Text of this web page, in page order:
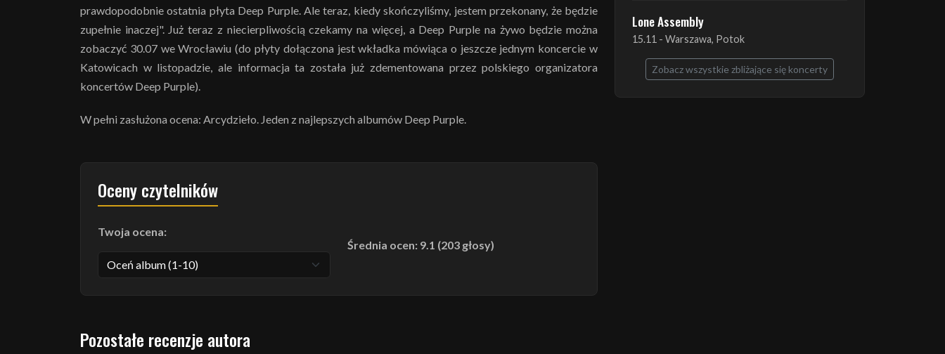
prawdopodobnie ostatnia płyta Deep Purple. Ale teraz, kiedy skończyliśmy, jestem przekonany, że będzie
zupełnie inaczej". Już teraz z niecierpliwością czekamy na więcej, a Deep Purple na żywo będzie można
zobaczyć 30.07 we Wrocławiu (do płyty dołączona jest wkładka mówiąca o jeszcze jednym koncercie w
Katowicach w listopadzie, ale informacja ta została już zdementowana przez polskiego organizatora
koncertów Deep Purple).
W pełni zasłużona ocena: Arcydzieło. Jeden z najlepszych albumów Deep Purple.
Oceny czytelników
Twoja ocena:
Średnia ocen: 9.1 (203 głosy)
Pozostałe recenzje autora
Zobacz wszystkie zbliżające się koncerty